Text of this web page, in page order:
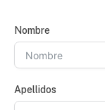
Nombre
Apellidos